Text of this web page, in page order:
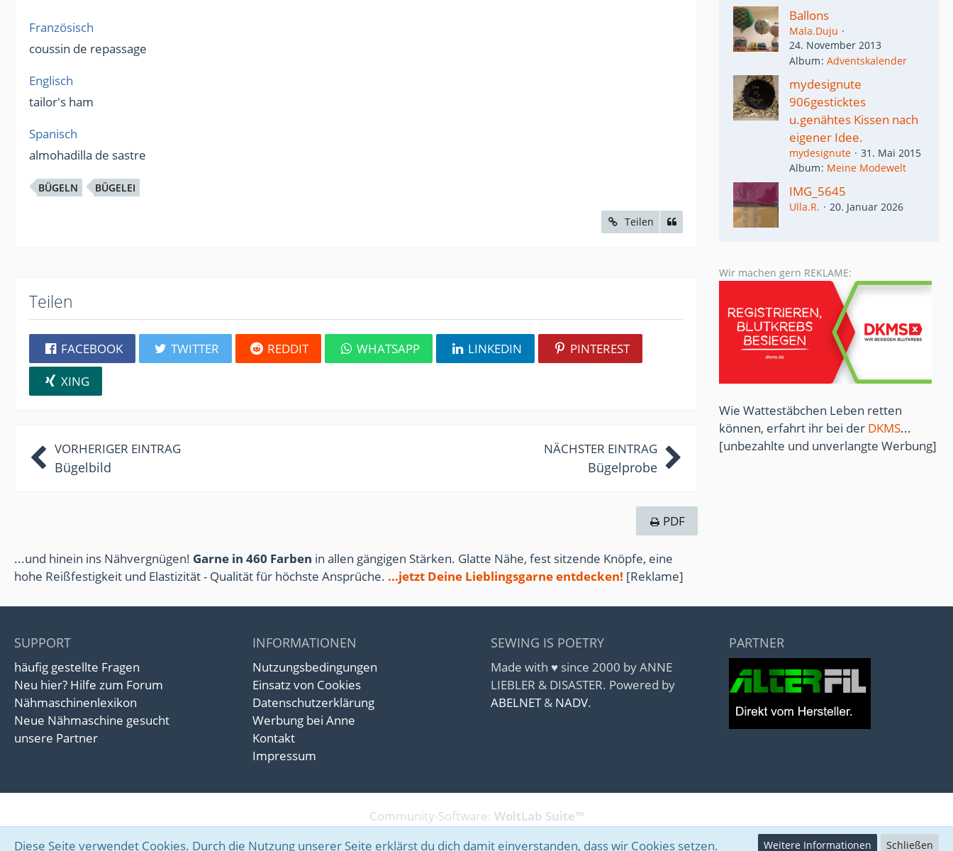
Französisch
coussin de repassage
Englisch
tailor's ham
Spanisch
almohadilla de sastre
BÜGELN BÜGELEI
Teilen
Teilen
FACEBOOK TWITTER REDDIT WHATSAPP LINKEDIN
PINTEREST
XING
VORHERIGER EINTRAG
Bügelbild
NÄCHSTER EINTRAG
Bügelprobe
PDF
...und hinein ins Nähvergnügen! Garne in 460 Farben in allen gängigen Stärken. Glatte Nähe, fest sitzende Knöpfe, eine
hohe Reißfestigkeit und Elastizität - Qualität für höchste Ansprüche. ...jetzt Deine Lieblingsgarne entdecken! [Reklame]
Ballons
Mala.Duju
24. November 2013
Album Adventskalender
mydesignute
906gesticktes
u.genähtes Kissen nach
eigener Idee.
mydesignute
31. Mai 2015
Album Meine Modewelt
IMG_5645
Ulla.R. 20. Januar 2026
Wir machen gern REKLAME:
Wie Wattestäbchen Leben retten
können, erfahrt ihr bei der DKMS...
[unbezahlte und unverlangte Werbung]
SUPPORT
häufig gestellte Fragen
Neu hier? Hilfe zum Forum
Nähmaschinenlexikon
Neue Nähmaschine gesucht
unsere Partner
INFORMATIONEN
Nutzungsbedingungen
Einsatz von Cookies
Datenschutzerklärung
Werbung bei Anne
Kontakt
Impressum
SEWING IS POETRY
Made with ♥ since 2000 by ANNE
LIEBLER & DISASTER. Powered by
ABELNET& NADV.
PARTNER
Community-Software: WoltLab Suite™
Diese Seite verwendet Cookies. Durch die Nutzung unserer Seite erklärst du dich damit einverstanden, dass wir Cookies setzen.
Weitere Informationen Schließen